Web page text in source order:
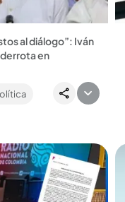
al diálogo”: Iván
en
reconocían el
están listos para